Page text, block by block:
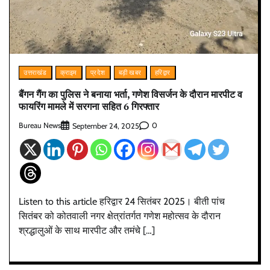
उत्तराखंड क्राइम प्रदेश बड़ी खबर हरिद्वार
बैंगन गैंग का पुलिस ने बनाया भर्ता, गणेश विसर्जन के दौरान मारपीट व
फायरिंग मामले में सरगना सहित 6 गिरफ्तार
Bureau News September 24, 2025 0
Listen to this article हरिद्वार 24 सितंबर 2025। बीती पांच
सितंबर को कोतवाली नगर क्षेत्रांतर्गत गणेश महोत्सव के दौरान
श्रद्धालुओं के साथ मारपीट और तमंचे […]